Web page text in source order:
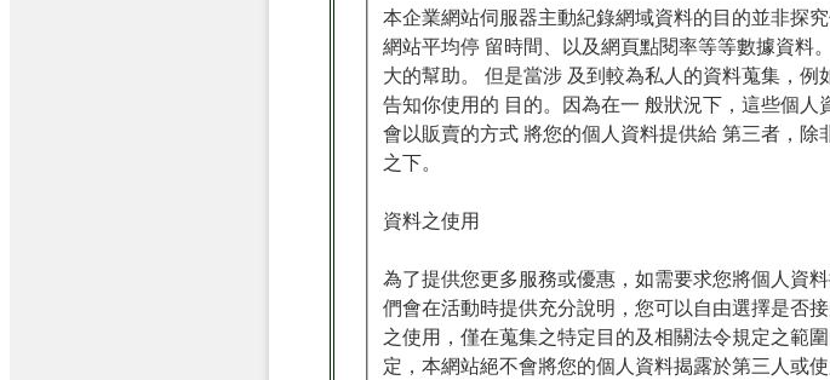
本企業網站伺服器主動紀錄網域資料的目的並非探
網站平均停 留時間、以及網頁點閱率等等數據資料
大的幫助。 但是當涉 及到較為私人的資料蒐集，
告知你使用的 目的。因為在一 般狀況下，這些個
會以販賣的方式 將您的個人資料提供給 第三者，
之下。
資料之使用
為了提供您更多服務或優惠，如需要求您將個人資
們會在活動時提供充分說明，您可以自由選擇是否
之使用，僅在蒐集之特定目的及相關法令規定之範
定，本網站絕不會將您的個人資料揭露於第三人或